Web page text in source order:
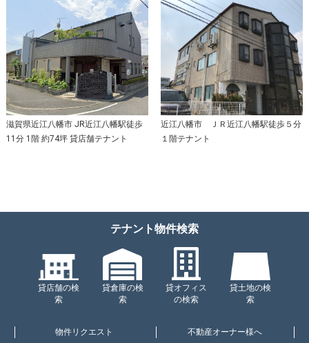
滋賀県近江八幡市 JR近江八幡駅徒歩
11分 1階 約74坪 貸店舗テナント
近江八幡市 ＪＲ近江八幡駅徒歩５分
１階テナント
テナント物件検索
貸店舗の検
索
貸倉庫の検
索
貸オフィス
の検索
貸土地の検
索
物件リクエスト 不動産オーナー様へ